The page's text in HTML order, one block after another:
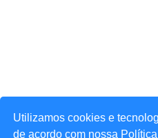
Utilizamos cookies e
de acordo com nossa
© 2026 Portal Agora Sim! — Todos os